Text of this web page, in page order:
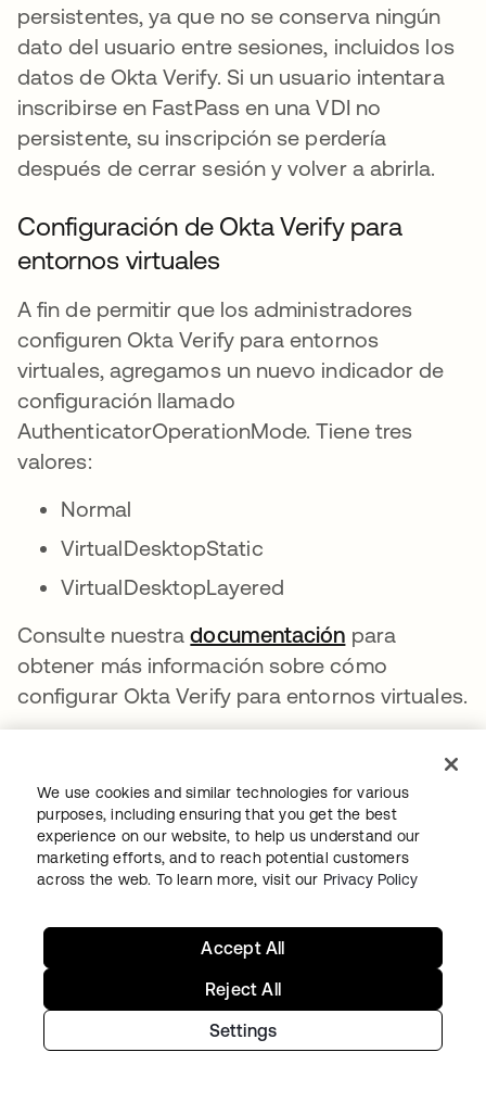
persistentes, ya que no se conserva ningún
dato del usuario entre sesiones, incluidos los
datos de Okta Verify. Si un usuario intentara
inscribirse en FastPass en una VDI no
persistente, su inscripción se perdería
después de cerrar sesión y volver a abrirla.
Configuración de Okta Verify para
entornos virtuales
A fin de permitir que los administradores
configuren Okta Verify para entornos
virtuales, agregamos un nuevo indicador de
configuración llamado
AuthenticatorOperationMode. Tiene tres
valores:
Normal
VirtualDesktopStatic
VirtualDesktopLayered
Consulte nuestradocumentación para
obtener más información sobre cómo
configurar Okta Verify para entornos virtuales.
configuren Okta Verify para usar el código de
acceso de Okta Verify en la verificación de
usuario, agregamos un nuevo indicador de
instalación llamado UserVerificationType.
Windows Hello
OktaVerifyPasscode
Para facilitar la vida de los administradores,
We use cookies and similar technologies for various
purposes, including ensuring that you get the best
experience on our website, to help us understand our
marketing efforts, and to reach potential customers
across the web. To learn more, visit our Privacy Policy
Settings
Reject All
Accept All